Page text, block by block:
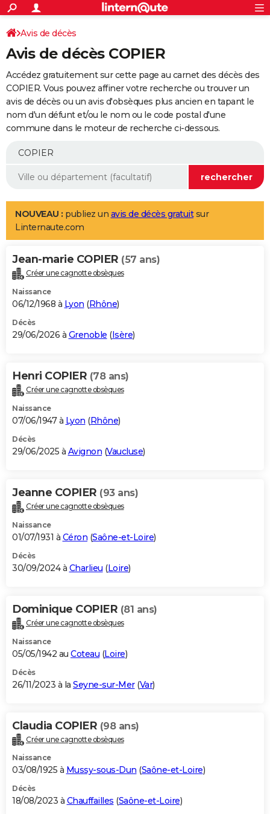
ACTUALITÉS
Politique
Société
Faits Divers
Education
Monde
Villes
+
SPORT
Coupe du monde 2026
Football
Tennis
Cyclisme
Rugby
Forum
Programme TV
TNT
Streaming
Cinéma
Sorties cinéma
Musique
+
FINANCE
Retraite
Epargne
Immobilier
Risques naturels par ville
Banque
Assurance
AUTO
Essais
Réserver un essai
Citadines
Berlines
SUV
Forum auto
+
Mobiles
Meilleur smartphone
Internet
Ordinateurs
Jeux vidéo
Guide high-tech
Aménagement intérieur
LIFESTYLE
Art de vivre
Bien-être
Loisirs
Mode
Modes de vie
Alimentation
Guide de la santé
Maladies
Médicaments
Sommeil
VOYAGE
Destinations
City break
Voyage nature
Voyage de noces
Forum
Climat
+PHOTO
GUIDES D'ACHAT
BONS PLANS
Carte de Noël
Carte Bonne année
Carte Saint-Valentin
Carte Pâques
Carte d'anniversaire
DICTIONNAIRE
Dictionnaire
Biographies
Citations
Expressions
Proverbes
PROGRAMME TV
S'inscrire
Se connecter
Lycées
Collèges
Primaires
Universités
Entreprises
Service militaire
Avis de recherche
AVIS DE DÉCÈS
Bricolage
Lifestyle
Culture
Sport
Auto
Television
Voyage
Cinema
Avis de décès
Avis de décès COPIER
Accédez gratuitement sur cette page au carnet des décès des
COPIER. Vous pouvez affiner votre recherche ou trouver un
avis de décès ou un avis d'obsèques plus ancien en tapant le
nom d'un défunt et/ou le nom ou le code postal d'une
commune dans le moteur de recherche ci-dessous.
NOUVEAU : publiez un avis de décès gratuitsur
Linternaute.com
Jean-marie COPIER (57 ans)
Créer une cagnotte obsèques
Naissance
06/12/1968 à Lyon (Rhône)
Décès
29/06/2026 à Grenoble (Isère)
Henri COPIER (78 ans)
Créer une cagnotte obsèques
Naissance
07/06/1947 à Lyon (Rhône)
Décès
29/06/2025 à Avignon (Vaucluse)
Jeanne COPIER (93 ans)
Créer une cagnotte obsèques
Naissance
01/07/1931 à Céron (Saône-et-Loire)
Décès
30/09/2024 à Charlieu (Loire)
Dominique COPIER (81 ans)
Créer une cagnotte obsèques
Naissance
05/05/1942 au Coteau (Loire)
Décès
26/11/2023 à la Seyne-sur-Mer(Var)
Claudia COPIER (98 ans)
Créer une cagnotte obsèques
Naissance
03/08/1925 à Mussy-sous-Dun (Saône-et-Loire)
Décès
18/08/2023 à Chauffailles (Saône-et-Loire)